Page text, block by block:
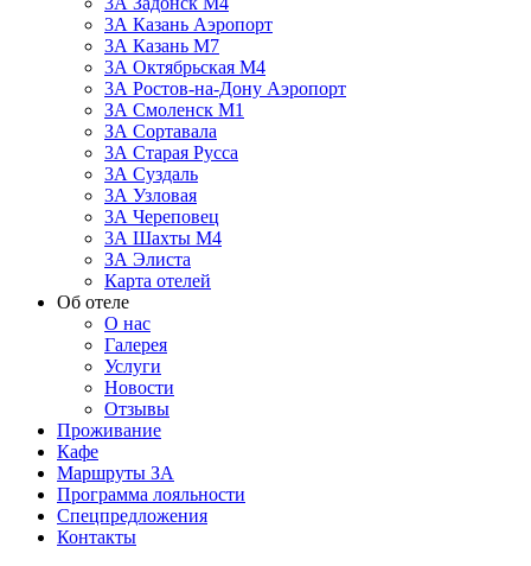
3А Казань Аэропорт
3А Казань M7
3А Октябрьская М4
3А Ростов-на-Дону Аэропорт
ЗА Смоленск М1
ЗА Сортавала
3А Старая Русса
3А Суздаль
3А Узловая
3А Череповец
3А Шахты М4
ЗА Элиста
Карта отелей
Об отеле
О нас
Галерея
Услуги
Новости
Отзывы
Проживание
Кафе
Маршруты ЗА
Программа лояльности
Спецпредложения
Контакты